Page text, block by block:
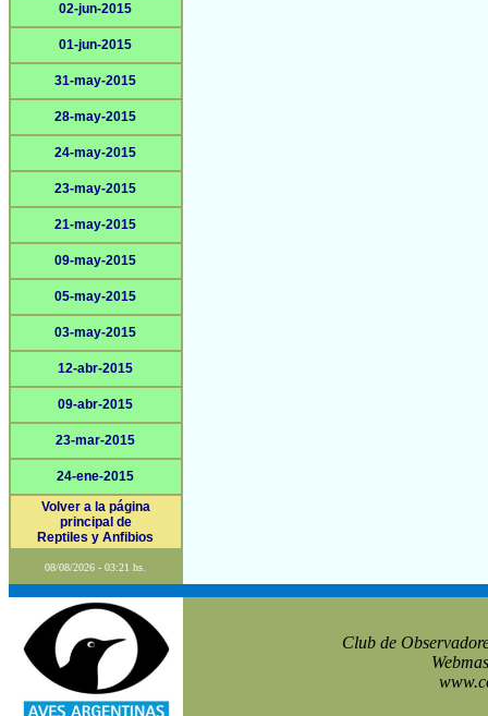
02-jun-2015
01-jun-2015
31-may-2015
28-may-2015
24-may-2015
23-may-2015
21-may-2015
09-may-2015
05-may-2015
03-may-2015
12-abr-2015
09-abr-2015
23-mar-2015
24-ene-2015
Volver a la página
principal de
Reptiles y Anfibios
08/08/2026 - 03:21 hs.
Club de